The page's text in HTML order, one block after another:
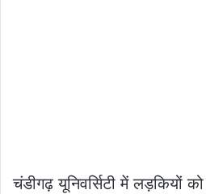
चंडीगढ़ यूनिवर्सिटी में लड़कियों